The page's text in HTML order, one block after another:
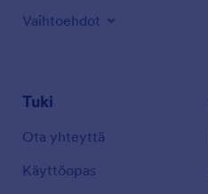
Vaihtoehdot
Tuki
Ota yhteyttä
Käyttöopas